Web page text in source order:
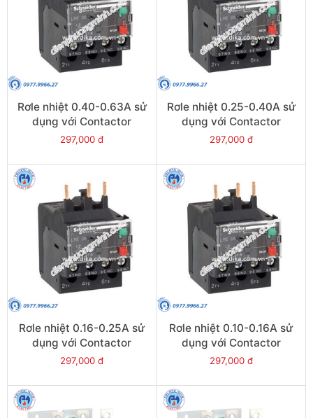
Rơle nhiệt 0.40-0.63A sử
dụng với Contactor
LC1E06-E38 - Model
297,000 đ
Rơle nhiệt 0.25-0.40A sử
dụng với Contactor
LC1E06-E38 - Model
297,000 đ
Rơle nhiệt 0.16-0.25A sử
dụng với Contactor
LC1E06-E38 - Model
297,000 đ
Rơle nhiệt 0.10-0.16A sử
dụng với Contactor
LC1E06-E38 - Model
297,000 đ